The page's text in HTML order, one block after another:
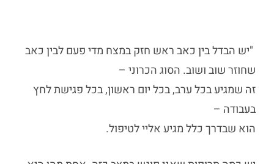
"יש הבדל בין כאב ראש חזק במצח מדי פעם לבין כאב
שחוזר שוב ושוב. הסוג הכרוני –
זה שמגיע בכל ערב, בכל יום ראשון, בכל פגישת לחץ
בעבודה –
הוא שבדרך כלל מגיע אליי לטיפול.